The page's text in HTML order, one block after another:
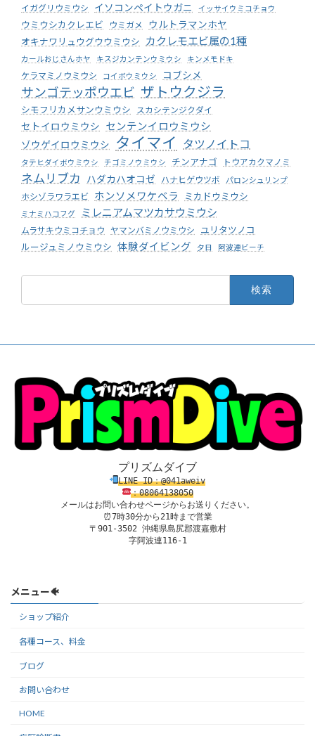
イガグリウミウシ イソコンペイトウガニ イッサイウミコチョウ
ウミウシカクレエビ ウミガメ
ウルトラマンホヤ
オキナワリュウグウウミウシ
カクレモエビ属の1種
カールおじさんホヤ キスジカンテンウミウシ キンメモドキ
ケラマミノウミウシ コイボウミウシ コブシメ
サンゴテッポウエビ ザトウクジラ
シモフリカメサンウミウシ スカシテンジクダイ
セトイロウミウシ センテンイロウミウシ
ゾウゲイロウミウシ タイマイ タツノイトコ
タテヒダイボウミウシ チゴミノウミウシ チンアナゴ トウアカクマノミ
ネムリブカ ハダカハオコゼ ハナヒゲウツボ パロンシュリンプ
ホシゾラワラエビ ホンソメワケベラ ミカドウミウシ
ミナミハコフグ ミレニアムマツカサウミウシ
ムラサキウミコチョウ ヤマンバミノウミウシ
ユリタツノコ
ルージュミノウミウシ 体験ダイビング 夕日 阿波連ビーチ
プリズムダイブ
LINE ID：@041aweiv
：08064138050
メールはお問い合わせページからお送りください。
⏰7時30分から21時まで営業
〒901-3502 沖縄県島尻郡渡嘉敷村
字阿波連116-1
メニュー🐠
ショップ紹介
各種コース、料金
ブログ
お問い合わせ
HOME